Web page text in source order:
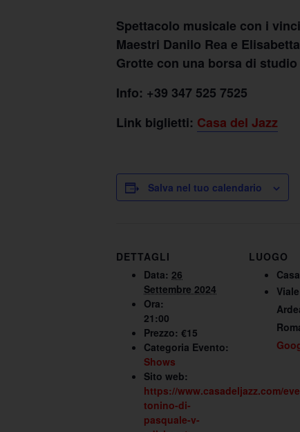
Spettacolo musicale con i
Maestri Danilo Rea e
Grotte con una borsa di
Info: +39 347 525 7525
Link biglietti: Casa del Jazz
Salva nel tuo calendario
DETTAGLI
Data: 26
Settembre 2024
Ora:
21:00
Prezzo: €15
Categoria Evento:
Shows
Sito web:
https://www.casadeljazz.com/
tonino-di-
pasquale-v-
LUOGO